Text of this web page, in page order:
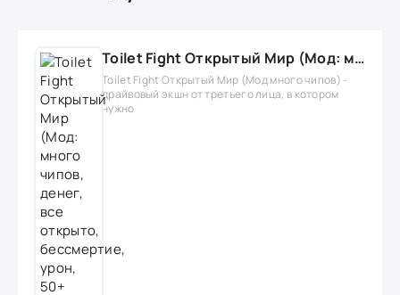
Toilet Fight Открытый Мир (Мод: много чипов, денег, все открыто, бессмертие, урон, 50+ читов)
Toilet Fight Открытый Мир (Мод много чипов) -
драйвовый экшн от третьего лица, в котором
нужно